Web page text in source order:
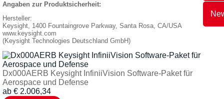
Angaben zur Produktsicherheit:
Hersteller:
Keysight, 1400 Fountaingrove Parkway, Santa Rosa, CA/USA
www.keysight.com
(Keysight Technologies Deutschland GmbH)
Dx000AERB Keysight InfiniiVision Software-Paket für
Aerospace und Defense
ab € 2.006,34